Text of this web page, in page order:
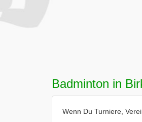
Badminton in
Wenn Du Turniere,